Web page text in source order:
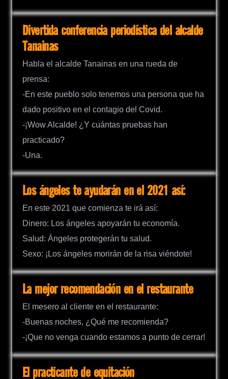
Divertida conferencia periodística del alcalde
Tanainas
Habla el alcalde Tanainas en una rueda de
prensa:
-En este pueblo solo tenemos una persona que ha
dado positivo en el contagio del Covid.
-¡Wow Alcalde! ¿Y cuántas pruebas han
practicado?
-Una.
Los ángeles te ayudarán en el 2021 así:
En este 2021 que comienza te irá así:
Dinero: Los ángeles apoyarán tu economía.
Salud: Ángeles protegerán tu salud.
Sexo: ¡Los ángeles morirán de la risa viéndote!
La mejor recomendación en el restaurante
El mesero al cliente en el restaurante:
-Buenas noches, ¿Qué me recomienda?
-¡Que no venga cuando estamos a punto de cerrar!
El practicante de equitación